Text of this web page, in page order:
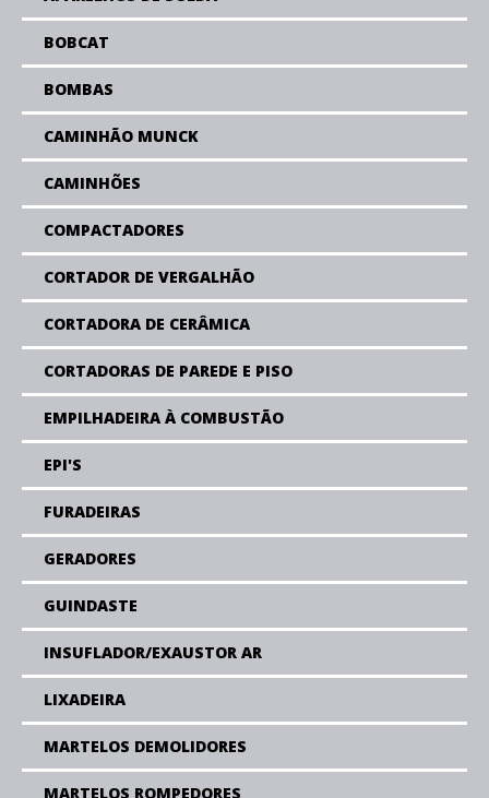
BOBCAT
BOMBAS
CAMINHÃO MUNCK
CAMINHÕES
COMPACTADORES
CORTADOR DE VERGALHÃO
CORTADORA DE CERÂMICA
CORTADORAS DE PAREDE E PISO
EMPILHADEIRA À COMBUSTÃO
EPI'S
FURADEIRAS
GERADORES
GUINDASTE
INSUFLADOR/EXAUSTOR AR
LIXADEIRA
MARTELOS DEMOLIDORES
MARTELOS ROMPEDORES